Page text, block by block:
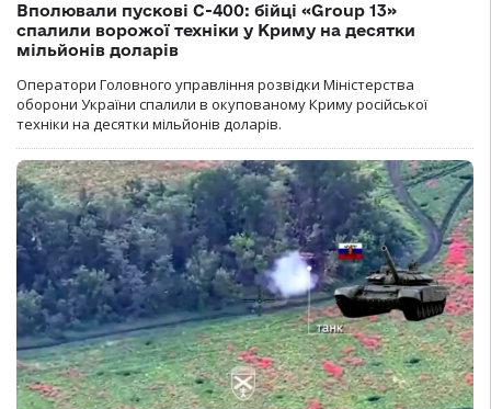
Вполювали пускові С-400: бійці «Group 13»
спалили ворожої техніки у Криму на десятки
мільйонів доларів
Оператори Головного управління розвідки Міністерства
оборони України спалили в окупованому Криму російської
техніки на десятки мільйонів доларів.